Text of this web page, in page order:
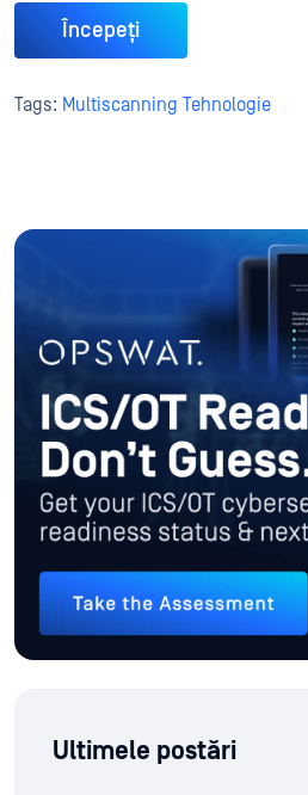
Începeți
Tags: Multiscanning Tehnologie
Ultimele postări